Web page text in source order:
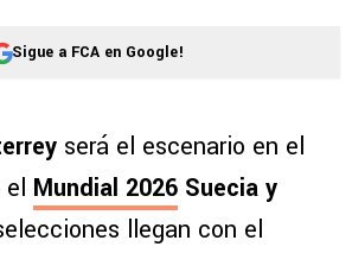
Sigue a FCA en Google!
será el escenario en el
el Mundial 2026 Suecia y
llegan con el